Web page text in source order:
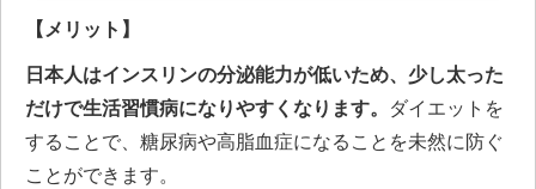
【メリット】
日本人はインスリンの分泌能力が低いため、少し太った
だけで生活習慣病になりやすくなります。
ダイエットを
することで、糖尿病や高脂血症になることを未然に防ぐ
ことができます。